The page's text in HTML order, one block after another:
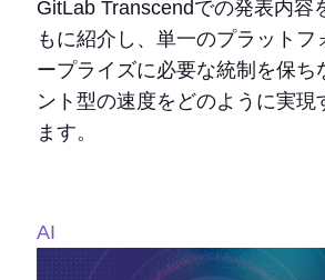
GitLab Transcendでの発表内容
もに紹介し、単一のプラットフ
ープライズに必要な統制を保ち
ント型の速度をどのように実現
ます。
AI